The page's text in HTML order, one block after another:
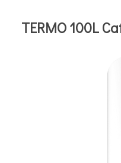
TERMO 100L